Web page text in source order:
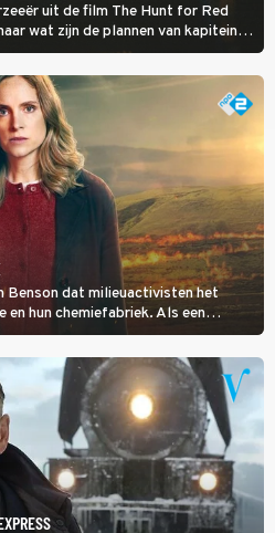
uit de film The Hunt for Red
wat zijn de plannen van kapitein
Benson dat milieuactivisten het
en hun chemiefabriek. Als een
de boel op scherp zet, besluit
aan de tand te voelen.